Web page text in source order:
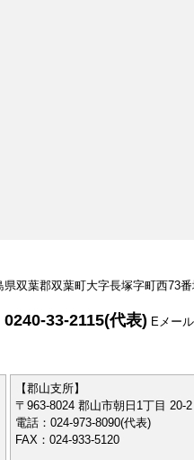
県双葉郡双葉町大字長塚字町西73
0240-33-2115(代表) Eメール
【郡山支所】
〒963-8024 郡山市朝日1丁目 20-2
電話：024-973-8090(代表)
FAX：024-933-5120